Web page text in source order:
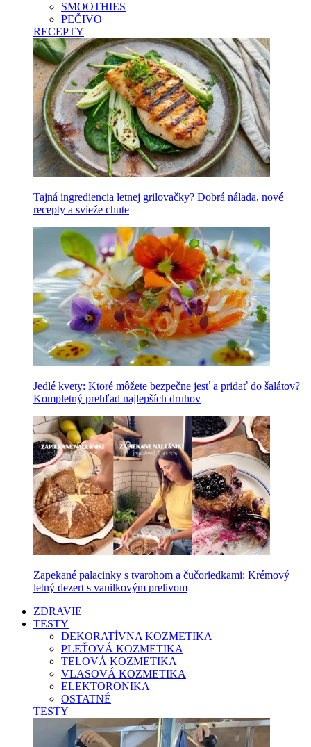
SMOOTHIES
PEČIVO
RECEPTY
Tajná ingrediencia letnej grilovačky? Dobrá nálada, nové
recepty a svieže chute
Jedlé kvety: Ktoré môžete bezpečne jesť a pridať do šalátov?
Kompletný prehľad najlepších druhov
Zapekané palacinky s tvarohom a čučoriedkami: Krémový
letný dezert s vanilkovým prelivom
ZDRAVIE
TESTY
DEKORATÍVNA KOZMETIKA
PLEŤOVÁ KOZMETIKA
TELOVÁ KOZMETIKA
VLASOVÁ KOZMETIKA
ELEKTORONIKA
OSTATNÉ
TESTY